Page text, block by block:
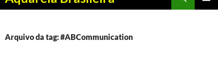
PULAR
CONTEÚDO
Arquivo da tag: #ABCommunication